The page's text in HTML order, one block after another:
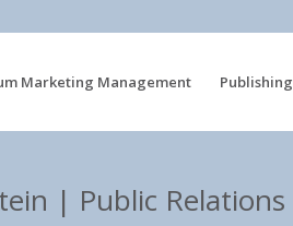
Marketing Management Publishing
| Public Relations